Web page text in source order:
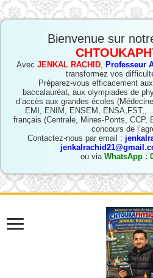
Bienvenue sur
Avec JENKAL RACHID, Professeur
transformez vos
Préparez-vous efficacement
baccalauréat, aux olympiades de
d’accès aux grandes écoles
EMI, ENIM, ENSEM, ENSA,FST,,
français (Centrale, Mines-Ponts, CCP,
concours de
Contactez-nous par email :
ou via WhatsApp :